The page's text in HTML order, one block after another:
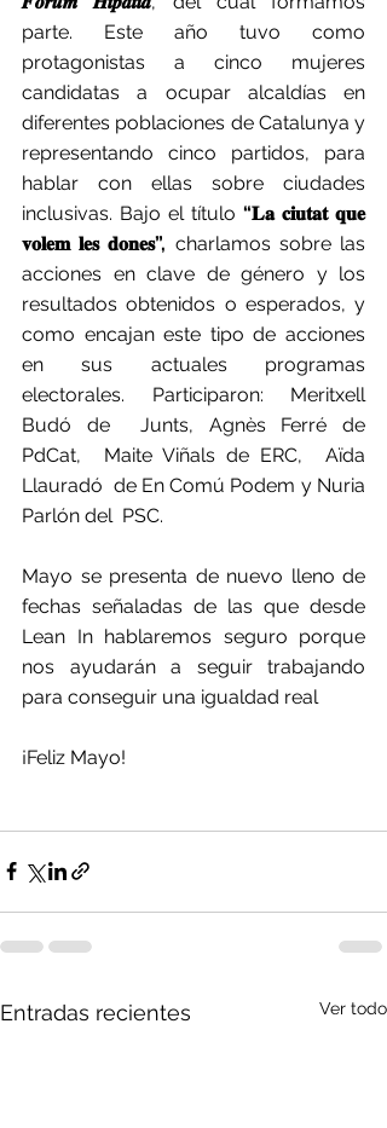
parte. Este año tuvo como
protagonistas a cinco mujeres
candidatas a ocupar alcaldías en
diferentes poblaciones de Catalunya y
representando cinco partidos, para
hablar con ellas sobre ciudades
inclusivas. Bajo el título “𝐋𝐚 𝐜𝐢𝐮𝐭𝐚𝐭 𝐪𝐮𝐞
𝐯𝐨𝐥𝐞𝐦 𝐥𝐞𝐬 𝐝𝐨𝐧𝐞𝐬”, charlamos sobre las
acciones en clave de género y los
resultados obtenidos o esperados, y
como encajan este tipo de acciones
en sus actuales programas
electorales. Participaron: Meritxell
Budó de  Junts, Agnès Ferré de
PdCat,  Maite Viñals de ERC,  Aïda
Llauradó  de En Comú Podem y Nuria
Parlón del  PSC.
Mayo se presenta de nuevo lleno de
fechas señaladas de las que desde
Lean In hablaremos seguro porque
nos ayudarán a seguir trabajando
para conseguir una igualdad real
¡Feliz Mayo!
Entradas recientes Ver todo